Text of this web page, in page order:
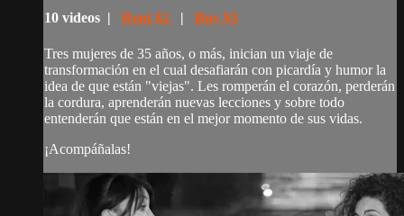
10 videos | Rent $2 | Buy $3
Tres mujeres de 35 años, o más, inician un viaje de
transformación en el cual desafiarán con picardía y humor la
idea de que están "viejas". Les romperán el corazón, perderán
la cordura, aprenderán nuevas lecciones y sobre todo
entenderán que están en el mejor momento de sus vidas.
¡Acompáñalas!